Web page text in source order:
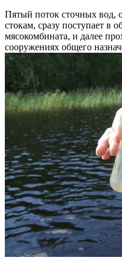
Пятый поток сточных вод,
стокам, сразу поступает в
мясокомбината, и далее
сооружениях общего